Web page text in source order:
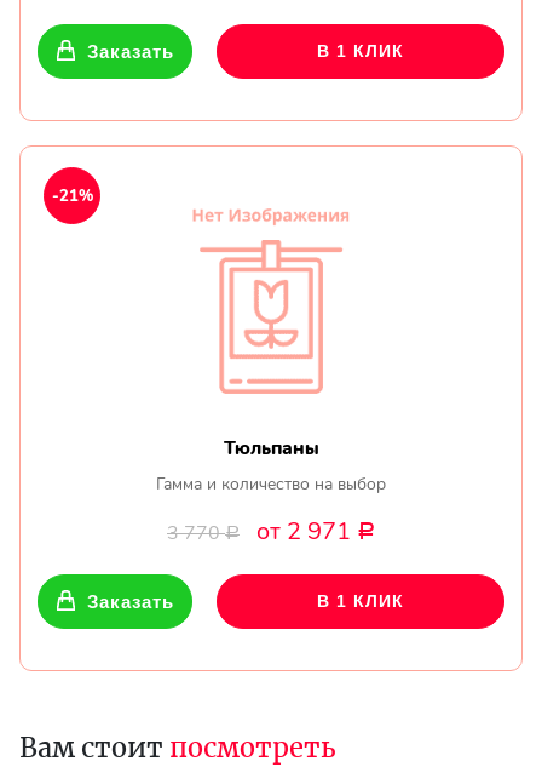
Заказать В 1 КЛИК
Тюльпаны
Гамма и количество на выбор
3 770Р от 2 971 Р
-21%
Заказать В 1 КЛИК
Вам стоит посмотреть